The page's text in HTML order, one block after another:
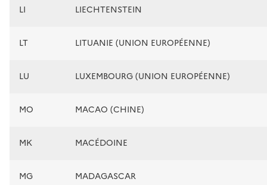
LI LIECHTENSTEIN
LT LITUANIE (UNION EUROPÉENNE)
LU LUXEMBOURG (UNION EUROPÉENNE)
MO MACAO (CHINE)
MK MACÉDOINE
MG MADAGASCAR